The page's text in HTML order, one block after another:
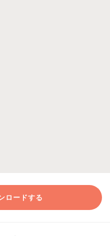
ロードする